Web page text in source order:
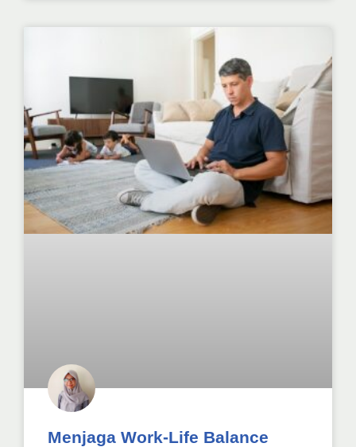
Menjaga Work-Life Balance